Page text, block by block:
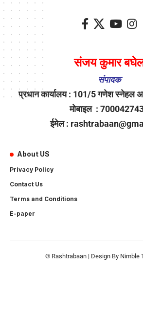
संजय कुमार
संपादक
प्रधान कार्यालय : 101/5 गणेश स्नेहल
मोबाइल :
ईमेल :
About US
Privacy Policy
Contact Us
Terms and Conditions
E-paper
© Rashtrabaan | Design By Nimble